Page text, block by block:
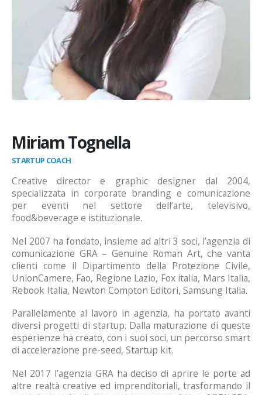
Miriam Tognella
STARTUP COACH
Creative director e graphic designer dal 2004,
specializzata in corporate branding e comunicazione
per eventi nel settore dell’arte, televisivo,
food&beverage e istituzionale.
Nel 2007 ha fondato, insieme ad altri 3 soci, l’agenzia di
comunicazione GRA – Genuine Roman Art, che vanta
clienti come il Dipartimento della Protezione Civile,
UnionCamere, Fao, Regione Lazio, Fox italia, Mars Italia,
Rebook Italia, Newton Compton Editori, Samsung Italia.
Parallelamente al lavoro in agenzia, ha portato avanti
diversi progetti di startup. Dalla maturazione di queste
esperienze ha creato, con i suoi soci, un percorso smart
di accelerazione pre-seed, Startup kit.
Nel 2017 l’agenzia GRA ha deciso di aprire le porte ad
altre realtà creative ed imprenditoriali, trasformando il